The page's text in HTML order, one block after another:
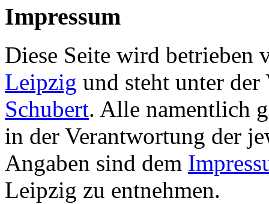
Impressum
Diese Seite wird betrieben
Leipzig und steht unter
Schubert. Alle namentlich
in der Verantwortung der
Angaben sind dem
Leipzig zu entnehmen.